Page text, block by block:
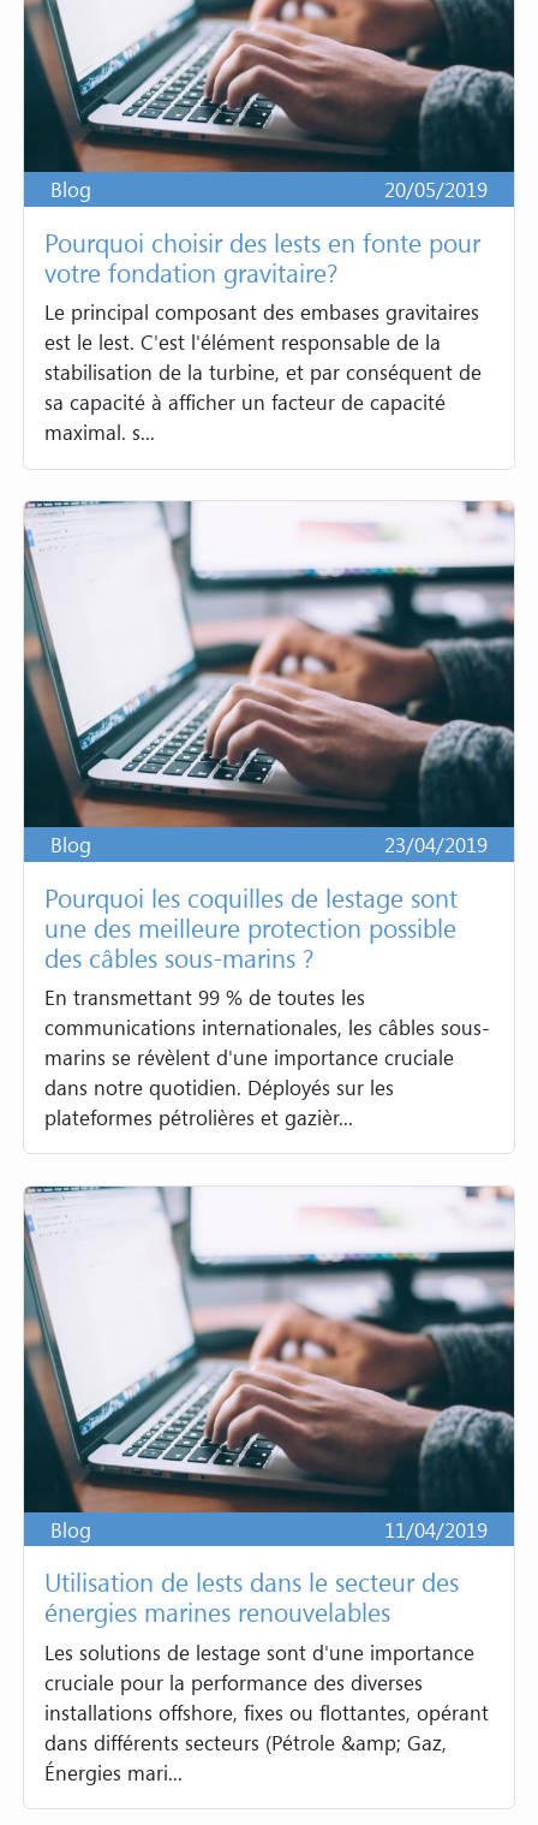
Blog 20/05/2019
Pourquoi choisir des lests en fonte pour
votre fondation gravitaire?
Le principal composant des embases gravitaires
est le lest. C'est l'élément responsable de la
stabilisation de la turbine, et par conséquent de
sa capacité à afficher un facteur de capacité
maximal. s...
Blog 23/04/2019
Pourquoi les coquilles de lestage sont
une des meilleure protection possible
des câbles sous-marins ?
En transmettant 99 % de toutes les
communications internationales, les câbles sous-
marins se révèlent d'une importance cruciale
dans notre quotidien. Déployés sur les
plateformes pétrolières et gazièr...
Blog 11/04/2019
Utilisation de lests dans le secteur des
énergies marines renouvelables
Les solutions de lestage sont d'une importance
cruciale pour la performance des diverses
installations offshore, fixes ou flottantes, opérant
dans différents secteurs (Pétrole &amp; Gaz,
Énergies mari...